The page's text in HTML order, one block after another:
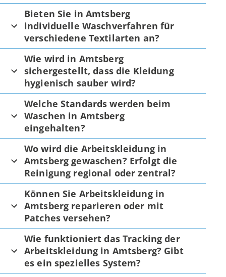
Bieten Sie in Amtsberg
individuelle Waschverfahren für
verschiedene Textilarten an?
Wie wird in Amtsberg
sichergestellt, dass die Kleidung
hygienisch sauber wird?
Welche Standards werden beim
Waschen in Amtsberg
eingehalten?
Wo wird die Arbeitskleidung in
Amtsberg gewaschen? Erfolgt die
Reinigung regional oder zentral?
Können Sie Arbeitskleidung in
Amtsberg reparieren oder mit
Patches versehen?
Wie funktioniert das Tracking der
Arbeitskleidung in Amtsberg? Gibt
es ein spezielles System?